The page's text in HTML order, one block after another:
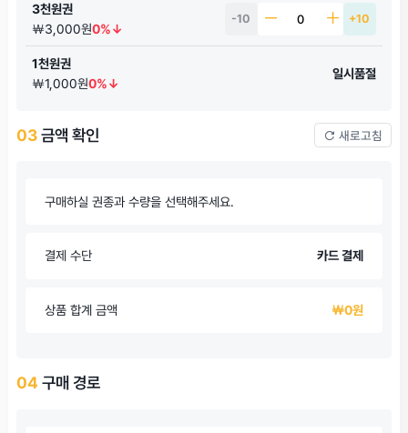
3천원권
￦3,000원0%↓
-10 +10
1천원권
￦1,000원0%↓
일시품절
03금액 확인 새로고침
구매하실 권종과 수량을 선택해주세요.
결제 수단 카드 결제
상품 합계 금액 ￦0원
04 구매 경로